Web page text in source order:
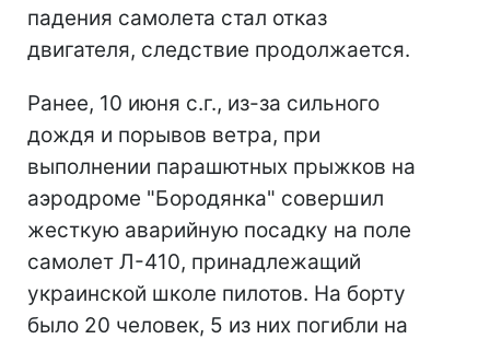
падения самолета стал отказ
двигателя, следствие продолжается.
Ранее, 10 июня с.г., из-за сильного
дождя и порывов ветра, при
выполнении парашютных прыжков на
аэродроме "Бородянка" совершил
жесткую аварийную посадку на поле
самолет Л-410, принадлежащий
украинской школе пилотов. На борту
было 20 человек, 5 из них погибли на